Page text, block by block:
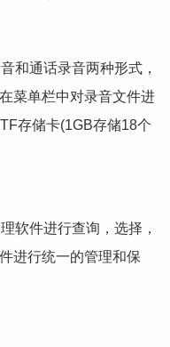
通话录音两种形式，
菜单栏中对录音文件进
存储卡(1GB存储18个
件进行查询，选择，
进行统一的管理和保